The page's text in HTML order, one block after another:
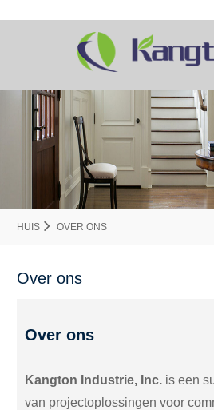
HUIS OVER ONS
Over ons
Over ons
Kangton Industrie, Inc. is een
van projectoplossingen voor